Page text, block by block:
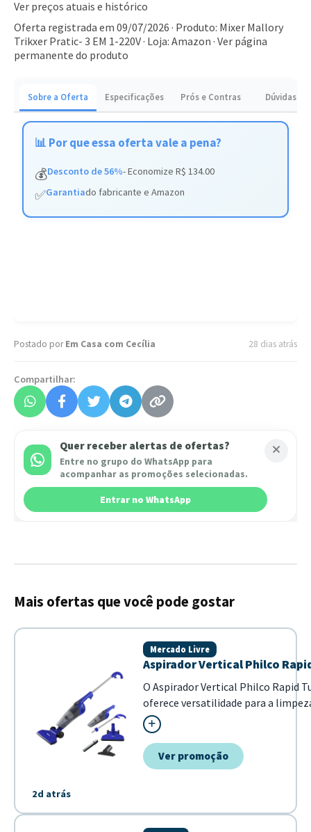
Ver preços atuais e histórico
Oferta registrada em 09/07/2026 · Produto: Mixer Mallory
Trikxer Pratic- 3 EM 1-220V · Loja: Amazon · Ver página
permanente do produto
Sobre a Oferta Especificações Prós e Contras Dúvidas
📊 Por que essa oferta vale a pena?
💰Desconto de 56%- Economize R$ 134.00
✅Garantiado fabricante e Amazon
Postado porEm Casa com Cecília 28 dias atrás
Compartilhar:
Quer receber alertas de ofertas?
Entre no grupo do WhatsApp para
acompanhar as promoções selecionadas.
Entrar no WhatsApp
Mais ofertas que você pode gostar
2d atrás
Aspirador Vertical Philco
Mercado Livre
O Aspirador Vertical Philco Rapid
oferece versatilidade para a
ele pode ser utilizado como
facilitando o alcance em diferentes
reservatório de 1...
Ver promoção